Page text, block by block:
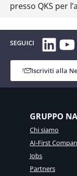
presso QKS per
SEGUICI
Iscriviti alla
GRUPPO
Chi siamo
AI-First
Jobs
Partners